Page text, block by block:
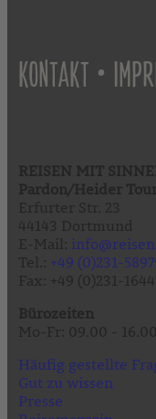
KONTAKT •
+49 (0)231-
Häufig gestellte
Gut zu wissen
Presse